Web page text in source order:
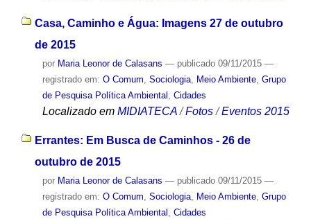
Casa, Caminho e Água: Imagens 27 de outubro
de 2015
por Maria Leonor de Calasans — publicado09/11/2015 —
registrado em: O Comum Sociologia, Meio Ambiente, Grupo
de Pesquisa Política Ambiental Cidades
Localizado em MIDIATECA /Fotos /Eventos 2015
Errantes: Em Busca de Caminhos - 26 de
outubro de 2015
por Maria Leonor de Calasans — publicado09/11/2015 —
registrado em: O Comum, Sociologia, Meio Ambiente, Grupo
de Pesquisa Política Ambiental , Cidades